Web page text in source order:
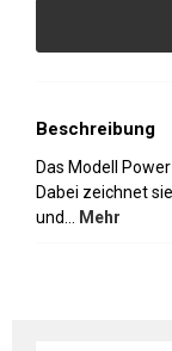
Beschreibung
Das Modell
Dabei zeichnet
und…
Mehr